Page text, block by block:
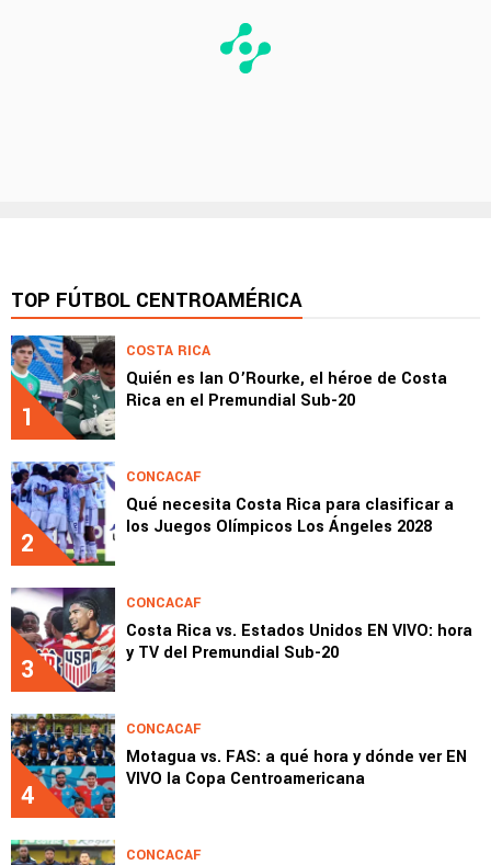
TOP FÚTBOL CENTROAMÉRICA
1
COSTA RICA
Quién es Ian O’Rourke, el héroe de Costa
Rica en el Premundial Sub-20
2
CONCACAF
Qué necesita Costa Rica para clasificar a
los Juegos Olímpicos Los Ángeles 2028
3
CONCACAF
Costa Rica vs. Estados Unidos EN VIVO: hora
y TV del Premundial Sub-20
4
CONCACAF
Motagua vs. FAS: a qué hora y dónde ver EN
VIVO la Copa Centroamericana
CONCACAF